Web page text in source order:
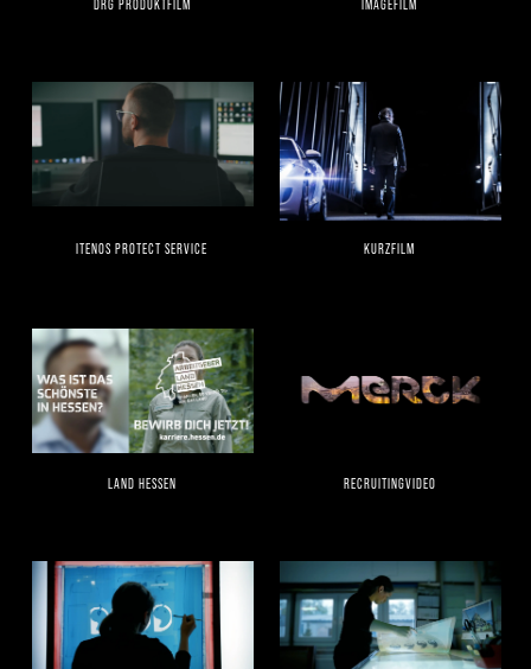
DRG PRODUKTFILM IMAGEFILM
ITENOS PROTECT SERVICE KURZFILM
LAND HESSEN RECRUITINGVIDEO